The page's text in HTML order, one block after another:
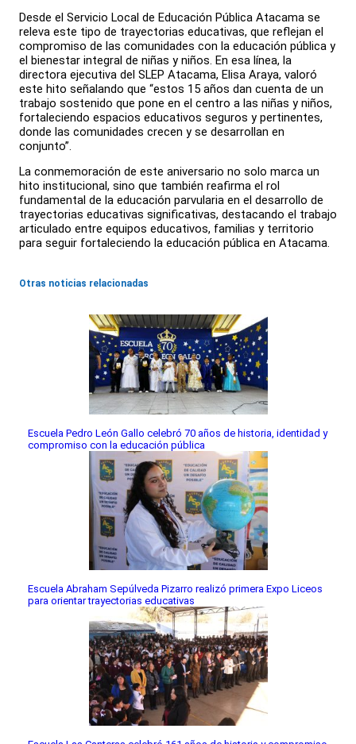
Desde el Servicio Local de Educación Pública Atacama se
releva este tipo de trayectorias educativas, que reflejan el
compromiso de las comunidades con la educación pública y
el bienestar integral de niñas y niños. En esa línea, la
directora ejecutiva del SLEP Atacama, Elisa Araya, valoró
este hito señalando que “estos 15 años dan cuenta de un
trabajo sostenido que pone en el centro a las niñas y niños,
fortaleciendo espacios educativos seguros y pertinentes,
donde las comunidades crecen y se desarrollan en
conjunto”.
La conmemoración de este aniversario no solo marca un
hito institucional, sino que también reafirma el rol
fundamental de la educación parvularia en el desarrollo de
trayectorias educativas significativas, destacando el trabajo
articulado entre equipos educativos, familias y territorio
para seguir fortaleciendo la educación pública en Atacama.
Otras noticias relacionadas
Escuela Pedro León Gallo celebró 70 años de historia, identidad y
compromiso con la educación pública
Escuela Abraham Sepúlveda Pizarro realizó primera Expo Liceos
para orientar trayectorias educativas